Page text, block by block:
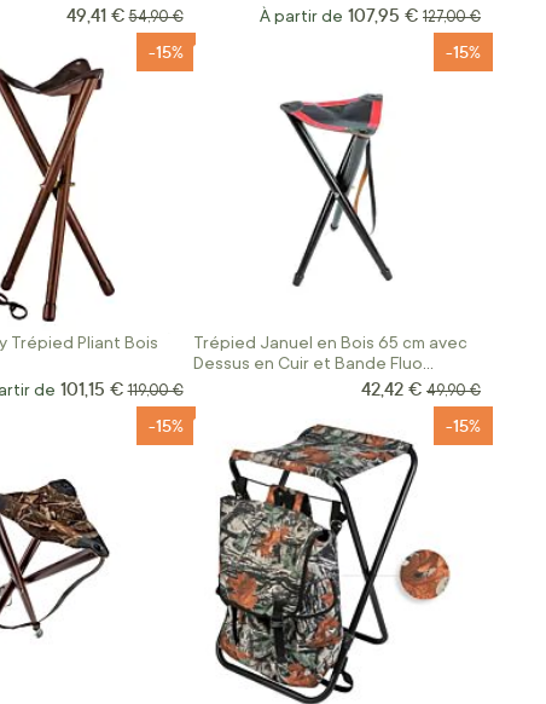
Prix Spécial
49,41 € Prix normal
54,90 € À partir de 107,95 € Prix normal
127,00 €
Trépied Pliant Bois
-15%
de 101,15 € Prix normal
119,00 €
Trépied Januel en Bois 65 cm avec
Dessus en Cuir et Bande Fluo
-15%
Prix Spécial
42,42 € Prix normal
49,90 €
-15% -15%